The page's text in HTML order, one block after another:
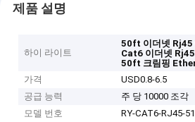
제품 설명
하이 라이트
50ft 이더넷
Cat6 이더넷
50ft 크림핑
가격
USD0.8-6.5
공급 능력
주 당 10000 조각
모델 번호
RY-CAT6-RJ45-